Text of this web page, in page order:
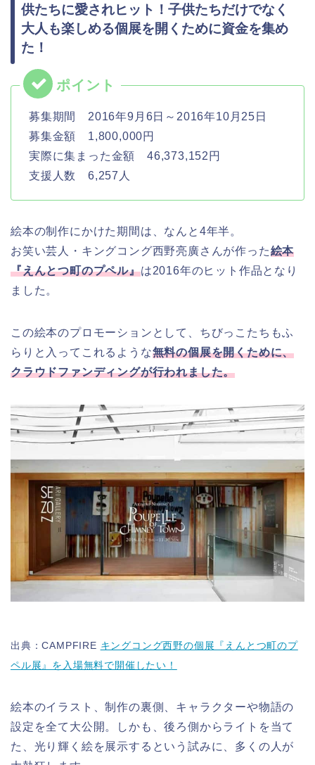
供たちに愛されヒット！子供たちだけでなく
大人も楽しめる個展を開くために資金を集め
た！
募集期間 2016年9月6日～2016年10月25日
募集金額 1,800,000円
実際に集まった金額 46,373,152円
支援人数 6,257人
絵本の制作にかけた期間は、なんと4年半。
お笑い芸人・キングコング西野亮廣さんが作った絵本
『えんとつ町のプペル』は2016年のヒット作品となり
ました。
この絵本のプロモーションとして、ちびっこたちもふ
らりと入ってこれるような無料の個展を開くために、
クラウドファンディングが行われました。
出典：CAMPFIRE キングコング西野の個展『えんとつ町のプ
ペル展』を入場無料で開催したい！
絵本のイラスト、制作の裏側、キャラクターや物語の
設定を全て大公開。しかも、後ろ側からライトを当て
た、光り輝く絵を展示するという試みに、多くの人が